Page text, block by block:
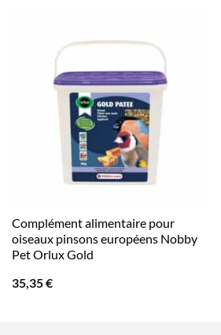
Complément alimentaire pour
oiseaux pinsons européens Nobby
Pet Orlux Gold
35,35€